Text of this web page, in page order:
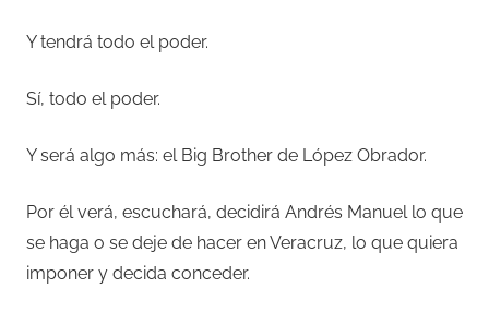
Y tendrá todo el poder.
Sí, todo el poder.
Y será algo más: el Big Brother de López Obrador.
Por él verá, escuchará, decidirá Andrés Manuel lo que
se haga o se deje de hacer en Veracruz, lo que quiera
imponer y decida conceder.